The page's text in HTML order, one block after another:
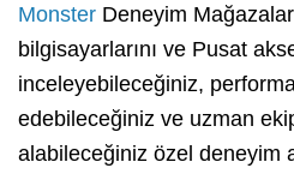
Monster Deneyim
bilgisayarlarını ve Pusat
inceleyebileceğiniz,
edebileceğiniz ve uzman
alabileceğiniz özel deneyim